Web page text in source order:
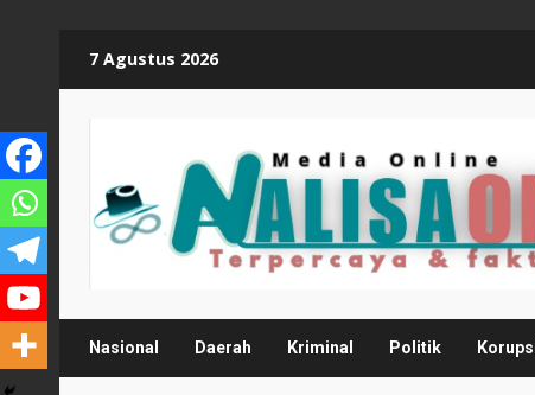
7 Agustus 2026
Nasional Daerah Kriminal Politik